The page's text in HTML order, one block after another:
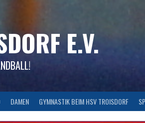
E.V.
DAMEN GYMNASTIK BEIM HSV TROISDORF